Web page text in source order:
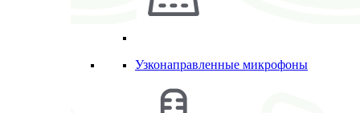
Узконаправленные микрофоны